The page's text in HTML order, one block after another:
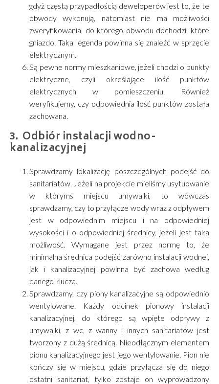
gdyż częstą przypadłością deweloperów jest to, że te
obwody wykonują, natomiast nie ma możliwości
zweryfikowania, do którego obwodu dochodzi, które
gniazdo. Taka legenda powinna się znaleźć w sprzęcie
elektrycznym.
Są pewne normy mieszkaniowe, jeżeli chodzi o punkty
elektryczne, czyli określające ilość punktów
elektrycznych w pomieszczeniu. Również
weryfikujemy, czy odpowiednia ilość punktów została
zachowana.
Odbiór instalacji wodno-
kanalizacyjnej
Sprawdzamy lokalizację poszczególnych podejść do
sanitariatów. Jeżeli na projekcie mieliśmy usytuowanie
w którymś miejscu umywalki, to wówczas
sprawdzamy, czy to przyłącze wody wraz z odpływem
jest w odpowiednim miejscu i na odpowiedniej
wysokości i o odpowiedniej średnicy, jeżeli jest taka
możliwość. Wymagane jest przez normę to, że
minimalna średnica podejść zarówno instalacji wodnej,
jak i kanalizacyjnej powinna być zachowa według
danego klucza.
Sprawdzamy, czy piony kanalizacyjne są odpowiednio
wentylowane. Każdy odcinek pionowy instalacji
kanalizacyjnej, do którego są wpięte odpływy z
umywalki, z wc, z wanny i innych sanitariatów jest
tworzony z dużą średnicą. Nieodłącznym elementem
pionu kanalizacyjnego jest jego wentylowanie. Pion nie
kończy się w miejscu, gdzie przyłącza się do niego
ostatni sanitariat, tylko zostaje on wyprowadzony